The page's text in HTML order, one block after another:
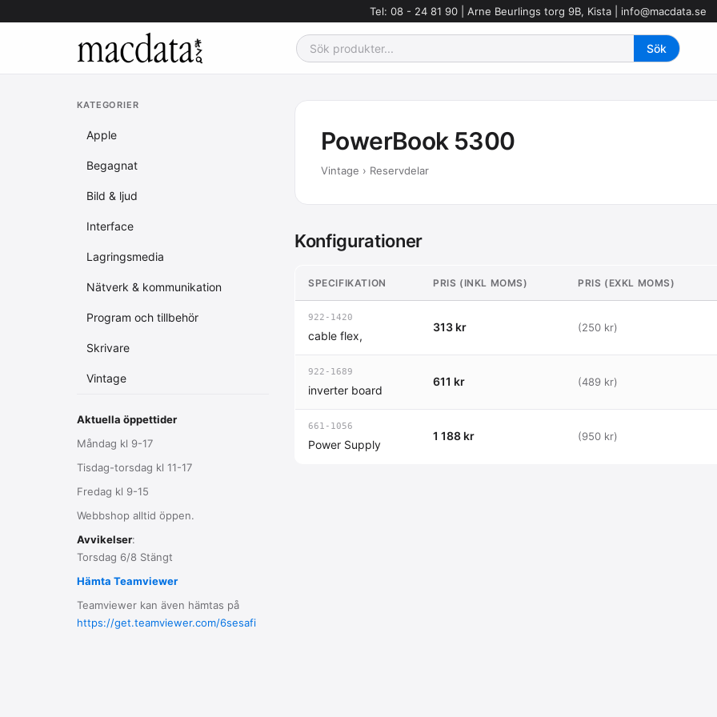
Tel: 08 - 24 81 90 | Arne Beurlings torg 9B, Kista | info@macdata.se
KATEGORIER
Apple
Begagnat
Bild & ljud
Interface
Lagringsmedia
Nätverk & kommunikation
Program och tillbehör
Skrivare
Vintage
Aktuella öppettider
Måndag kl 9-17
Tisdag-torsdag kl 11-17
Fredag kl 9-15
Webbshop alltid öppen.
Avvikelser:
Torsdag 6/8 Stängt
Hämta Teamviewer
Teamviewer kan även hämtas på
https://get.teamviewer.com/6sesafi
PowerBook 5300
Vintage › Reservdelar
Konfigurationer
SPECIFIKATION PRIS (INKL MOMS) PRIS (EXKL MOMS)
922-1420
cable flex,
313 kr (250 kr)
922-1689
inverter board
611 kr (489 kr)
661-1056
Power Supply
1 188 kr (950 kr)